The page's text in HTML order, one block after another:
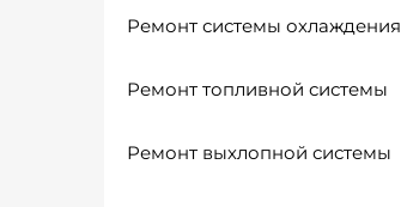
Ремонт системы охлаждения
Ремонт топливной системы
Ремонт выхлопной системы